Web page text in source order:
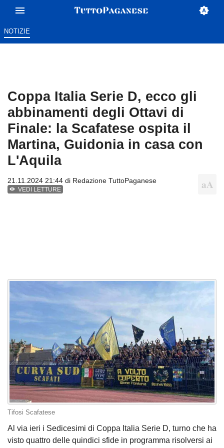
NOTIZIE
Coppa Italia Serie D, ecco gli
abbinamenti degli Ottavi di
Finale: la Scafatese ospita il
Martina, Guidonia in casa con
L'Aquila
21.11.2024 21:44 di Redazione TuttoPaganese
VEDI LETTURE
Tifosi Scafatese
Al via ieri i Sedicesimi di Coppa Italia Serie D, turno che ha
visto quattro delle quindici sfide in programma risolversi ai